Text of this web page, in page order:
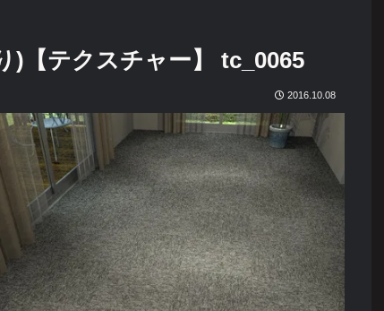
)【テクスチャー】 tc_0065
2016.10.08